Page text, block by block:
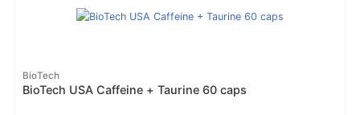
BioTech
BioTech USA Caffeine + Taurine 60 caps